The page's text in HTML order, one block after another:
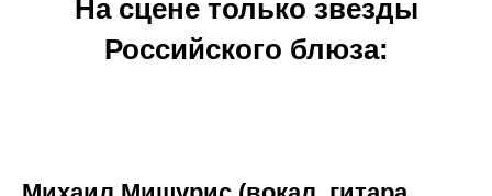
На сцене только звезды
Российского блюза: